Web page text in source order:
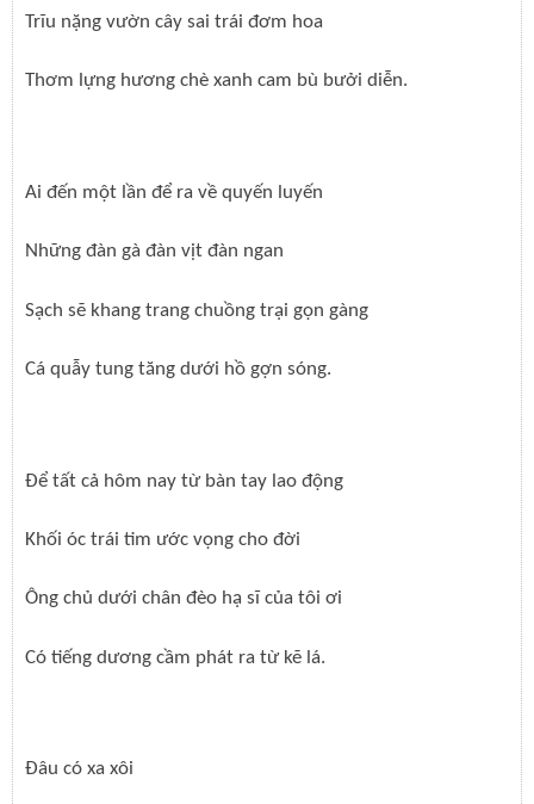
Trĩu nặng vườn cây sai trái đơm hoa
Thơm lựng hương chè xanh cam bù bưởi diễn.
Ai đến một lần để ra về quyến luyến
Những đàn gà đàn vịt đàn ngan
Sạch sẽ khang trang chuồng trại gọn gàng
Cá quẫy tung tăng dưới hồ gợn sóng.
Để tất cả hôm nay từ bàn tay lao động
Khối óc trái tim ước vọng cho đời
Ông chủ dưới chân đèo hạ sĩ của tôi ơi
Có tiếng dương cầm phát ra từ kẽ lá.
Đâu có xa xôi